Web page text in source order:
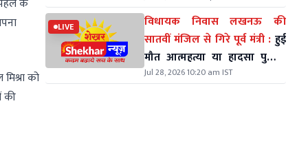
को
की
LIVE
विधायक निवास लखनऊ की
सातवीं मंजिल से गिरे पूर्व मंत्री : हुई
मौत आत्महत्या या हादसा पुलिस
कर रही जॉच
Jul 28, 2026 10:20 am IST